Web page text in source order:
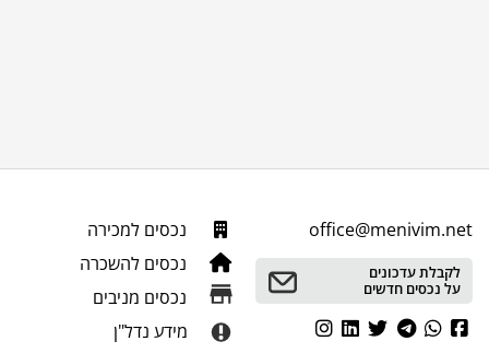
office@menivim.net
לקבלת עדכונים
על נכסים חדשים
נכסים למכירה
נכסים להשכרה
נכסים מניבים
מידע נדל"ן